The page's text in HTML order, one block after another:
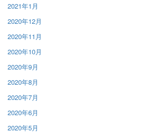
2021年1月
2020年12月
2020年11月
2020年10月
2020年9月
2020年8月
2020年7月
2020年6月
2020年5月